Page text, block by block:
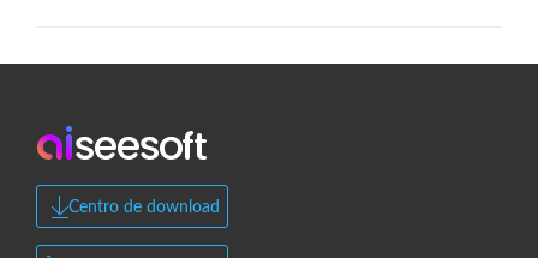
Centro de download